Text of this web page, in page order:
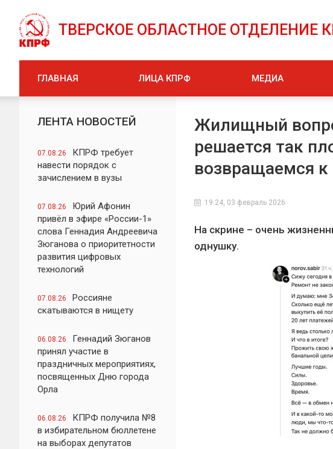
ТВЕРСКОЕ ОБЛАСТНОЕ ОТДЕЛЕНИЕ
ГЛАВНАЯ ЛИЦА КПРФ МЕДИА
ЛЕНТА НОВОСТЕЙ
07.08.26
КПРФ требует
навести порядок с
зачислением в вузы
07.08.26
Юрий Афонин
привёл в эфире «России-1»
слова Геннадия Андреевича
Зюганова о приоритетности
развития цифровых
технологий
07.08.26
Россияне
скатываются в нищету
06.08.26
Геннадий Зюганов
принял участие в
праздничных мероприятиях,
посвященных Дню города
Орла
06.08.26
КПРФ получила №8
в избирательном бюллетене
на выборах депутатов
Жилищный
решается так
возвращаемся
19:24, 03 февраль 2026
На скрине – очень
однушку.